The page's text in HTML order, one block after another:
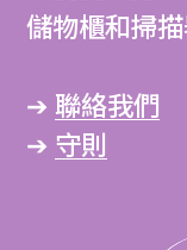
儲物櫃和掃描
➔ 聯絡我們
➔ 守則